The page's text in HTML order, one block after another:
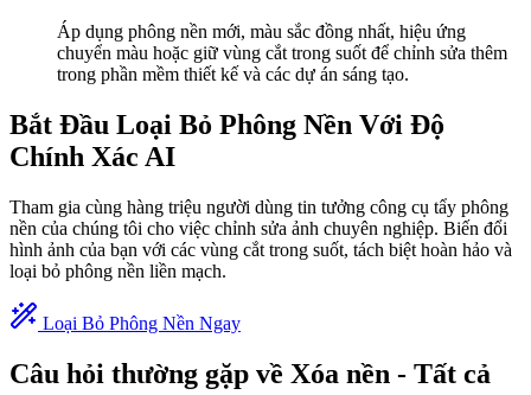
Áp dụng phông nền mới, màu sắc đồng nhất, hiệu ứng
chuyển màu hoặc giữ vùng cắt trong suốt để chỉnh sửa thêm
trong phần mềm thiết kế và các dự án sáng tạo.
Bắt Đầu Loại Bỏ Phông Nền Với Độ
Chính Xác AI
Tham gia cùng hàng triệu người dùng tin tưởng công cụ tẩy phông
nền của chúng tôi cho việc chỉnh sửa ảnh chuyên nghiệp. Biến đổi
hình ảnh của bạn với các vùng cắt trong suốt, tách biệt hoàn hảo và
loại bỏ phông nền liền mạch.
Loại Bỏ Phông Nền Ngay
Câu hỏi thường gặp về Xóa nền - Tất cả